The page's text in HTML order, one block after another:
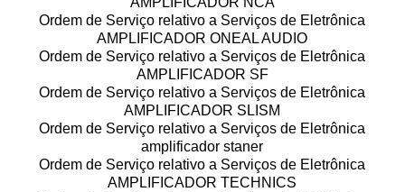
Ordem de Serviço relativo a Serviços de Eletrônica
AMPLIFICADOR ONEAL AUDIO
Ordem de Serviço relativo a Serviços de Eletrônica
AMPLIFICADOR SF
Ordem de Serviço relativo a Serviços de Eletrônica
AMPLIFICADOR SLISM
Ordem de Serviço relativo a Serviços de Eletrônica
amplificador staner
Ordem de Serviço relativo a Serviços de Eletrônica
AMPLIFICADOR TECHNICS